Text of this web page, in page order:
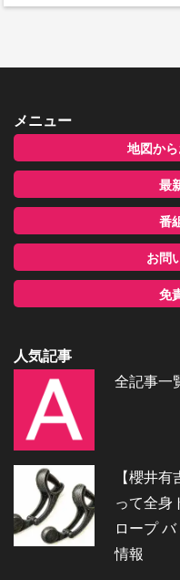
メニュー
地図か
最
番
お問
免
人気記事
全記事一
【櫻井
って全身
ロープ
情報